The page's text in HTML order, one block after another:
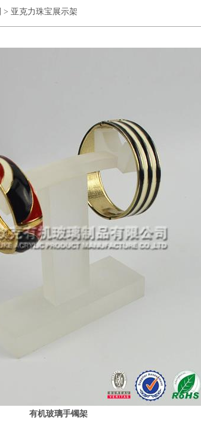
> 亚克力珠宝展示架
有机玻璃手镯架